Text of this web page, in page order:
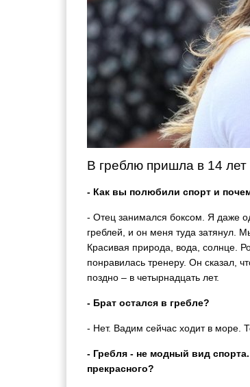
В греблю пришла в 14 лет
- Как вы полюбили спорт и
- Отец занимался боксом. Я даже
греблей, и он меня туда затянул.
Красивая природа, вода, солнце.
понравилась тренеру. Он сказал,
поздно – в четырнадцать лет.
- Брат остался в гребле?
- Нет. Вадим сейчас ходит в море.
- Гребля - не модный вид
прекрасного?